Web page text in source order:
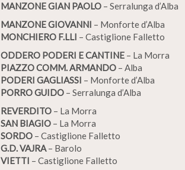
MANZONE GIAN PAOLO – Serralunga d’Alba
MANZONE GIOVANNI – Monforte d’Alba
MONCHIERO F.LLI – Castiglione Falletto
ODDERO PODERI E CANTINE – La Morra
PIAZZO COMM. ARMANDO – Alba
PODERI GAGLIASSI – Monforte d’Alba
PORRO GUIDO – Serralunga d’Alba
REVERDITO – La Morra
SAN BIAGIO – La Morra
SORDO – Castiglione Falletto
G.D. VAJRA– Barolo
VIETTI – Castiglione Falletto